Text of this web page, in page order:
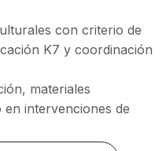
con criterio de
K7 y coordinación
materiales
intervenciones de